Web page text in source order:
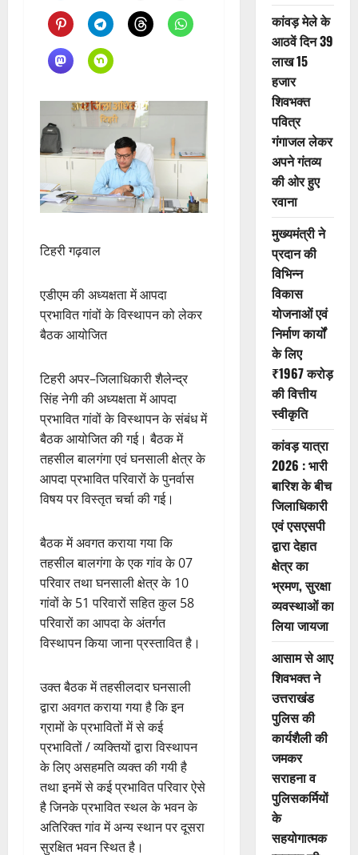
टिहरी गढ़वाल
एडीएम की अध्यक्षता में आपदा
प्रभावित गांवों के विस्थापन को लेकर
बैठक आयोजित
टिहरी अपर–जिलाधिकारी शैलेन्द्र
सिंह नेगी की अध्यक्षता में आपदा
प्रभावित गांवों के विस्थापन के संबंध में
बैठक आयोजित की गई। बैठक में
तहसील बालगंगा एवं घनसाली क्षेत्र के
आपदा प्रभावित परिवारों के पुनर्वास
विषय पर विस्तृत चर्चा की गई।
बैठक में अवगत कराया गया कि
तहसील बालगंगा के एक गांव के 07
परिवार तथा घनसाली क्षेत्र के 10
गांवों के 51 परिवारों सहित कुल 58
परिवारों का आपदा के अंतर्गत
विस्थापन किया जाना प्रस्तावित है।
उक्त बैठक में तहसीलदार घनसाली
द्वारा अवगत कराया गया है कि इन
ग्रामों के प्रभावितों में से कई
प्रभावितों / व्यक्तियों द्वारा विस्थापन
के लिए असहमति व्यक्त की गयी है
तथा इनमें से कई प्रभावित परिवार ऐसे
है जिनके प्रभावित स्थल के भवन के
अतिरिक्त गांव में अन्य स्थान पर दूसरा
सुरक्षित भवन स्थित है।
कांवड़ मेले के
आठवें दिन 39
लाख 15
हजार
शिवभक्त
पवित्र
गंगाजल लेकर
अपने गंतव्य
की ओर हुए
रवाना
मुख्यमंत्री ने
प्रदान की
विभिन्न
विकास
योजनाओं एवं
निर्माण कार्यों
के लिए
₹1967 करोड़
की वित्तीय
स्वीकृति
कांवड़ यात्रा
2026 : भारी
बारिश के बीच
जिलाधिकारी
एवं एसएसपी
द्वारा देहात
क्षेत्र का
भ्रमण, सुरक्षा
व्यवस्थाओं का
लिया जायजा
आसाम से आए
शिवभक्त ने
उत्तराखंड
पुलिस की
कार्यशैली की
जमकर
सराहना व
पुलिसकर्मियों
के
सहयोगात्मक